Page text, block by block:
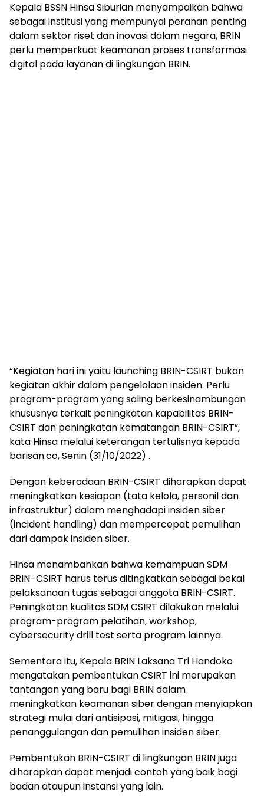
Kepala BSSN Hinsa Siburian menyampaikan bahwa
sebagai institusi yang mempunyai peranan penting
dalam sektor riset dan inovasi dalam negara, BRIN
perlu memperkuat keamanan proses transformasi
digital pada layanan di lingkungan BRIN.
“Kegiatan hari ini yaitu launching BRIN-CSIRT bukan
kegiatan akhir dalam pengelolaan insiden. Perlu
program-program yang saling berkesinambungan
khususnya terkait peningkatan kapabilitas BRIN-
CSIRT dan peningkatan kematangan BRIN-CSIRT”,
kata Hinsa melalui keterangan tertulisnya kepada
barisan.co, Senin (31/10/2022) .
Dengan keberadaan BRIN-CSIRT diharapkan dapat
meningkatkan kesiapan (tata kelola, personil dan
infrastruktur) dalam menghadapi insiden siber
(incident handling) dan mempercepat pemulihan
dari dampak insiden siber.
Hinsa menambahkan bahwa kemampuan SDM
BRIN–CSIRT harus terus ditingkatkan sebagai bekal
pelaksanaan tugas sebagai anggota BRIN-CSIRT.
Peningkatan kualitas SDM CSIRT dilakukan melalui
program-program pelatihan, workshop,
cybersecurity drill test serta program lainnya.
Sementara itu, Kepala BRIN Laksana Tri Handoko
mengatakan pembentukan CSIRT ini merupakan
tantangan yang baru bagi BRIN dalam
meningkatkan keamanan siber dengan menyiapkan
strategi mulai dari antisipasi, mitigasi, hingga
penanggulangan dan pemulihan insiden siber.
Pembentukan BRIN-CSIRT di lingkungan BRIN juga
diharapkan dapat menjadi contoh yang baik bagi
badan ataupun instansi yang lain.